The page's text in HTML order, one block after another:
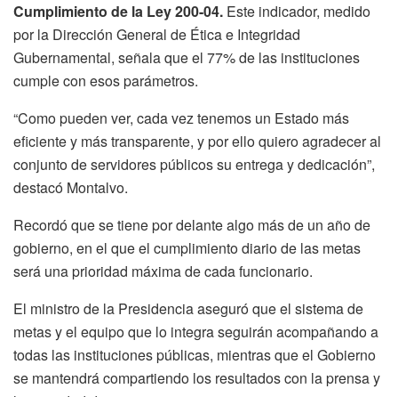
Cumplimiento de la Ley 200-04. Este indicador, medido
por la Dirección General de Ética e Integridad
Gubernamental, señala que el 77% de las instituciones
cumple con esos parámetros.
“Como pueden ver, cada vez tenemos un Estado más
eficiente y más transparente, y por ello quiero agradecer al
conjunto de servidores públicos su entrega y dedicación”,
destacó Montalvo.
Recordó que se tiene por delante algo más de un año de
gobierno, en el que el cumplimiento diario de las metas
será una prioridad máxima de cada funcionario.
El ministro de la Presidencia aseguró que el sistema de
metas y el equipo que lo integra seguirán acompañando a
todas las instituciones públicas, mientras que el Gobierno
se mantendrá compartiendo los resultados con la prensa y